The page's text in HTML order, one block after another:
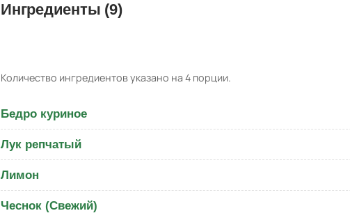
Ингредиенты (9)
Количество ингредиентов указано на 4 порции.
Бедро куриное
Лук репчатый
Лимон
Чеснок (Свежий)